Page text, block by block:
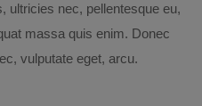
ultricies nec, pellentesque eu,
massa quis enim. Donec
vulputate eget, arcu.